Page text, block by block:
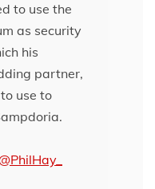
to use the
as security
his
partner,
use to